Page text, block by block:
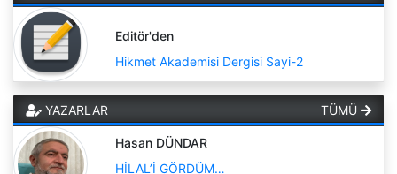
Editör'den
Hikmet Akademisi Dergisi Sayi-2
YAZARLAR TÜMÜ
Hasan DÜNDAR
HİLAL’İ GÖRDÜM…